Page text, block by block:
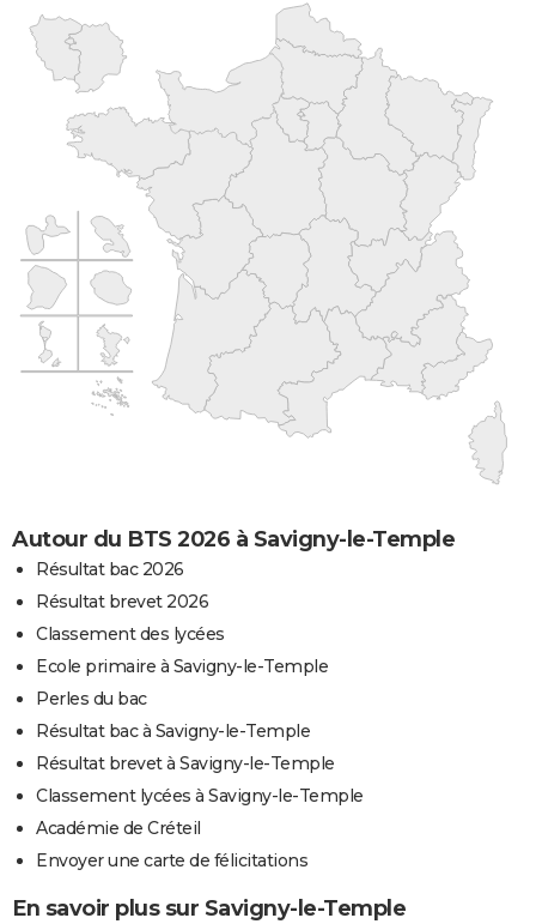
Autour du BTS 2026 à Savigny-le-Temple
Résultat bac 2026
Résultat brevet 2026
Classement des lycées
Ecole primaire à Savigny-le-Temple
Perles du bac
Résultat bac à Savigny-le-Temple
Résultat brevet à Savigny-le-Temple
Classement lycées à Savigny-le-Temple
Académie de Créteil
Envoyer une carte de félicitations
En savoir plus sur Savigny-le-Temple